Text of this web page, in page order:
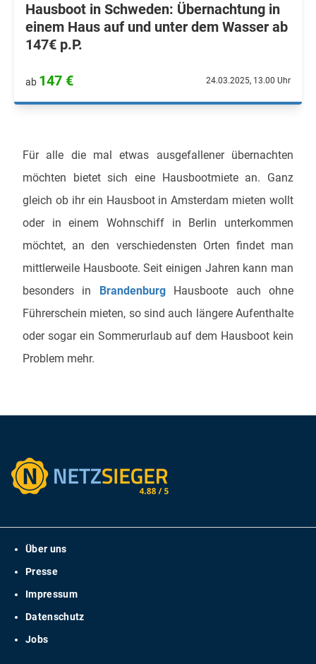
Hausboot in Schweden: Übernachtung in
einem Haus auf und unter dem Wasser ab
147€ p.P.
ab 147 € 24.03.2025, 13.00 Uhr
Für alle die mal etwas ausgefallener übernachten
möchten bietet sich eine Hausbootmiete an. Ganz
gleich ob ihr ein Hausboot in Amsterdam mieten wollt
oder in einem Wohnschiff in Berlin unterkommen
möchtet, an den verschiedensten Orten findet man
mittlerweile Hausboote. Seit einigen Jahren kann man
besonders in BrandenburgHausboote auch ohne
Führerschein mieten, so sind auch längere Aufenthalte
oder sogar ein Sommerurlaub auf dem Hausboot kein
Problem mehr.
Über uns
Presse
Impressum
Datenschutz
Jobs